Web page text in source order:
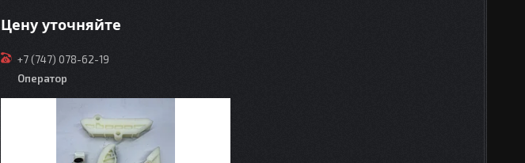
Цену уточняйте
+7 (747) 078-62-19
Оператор